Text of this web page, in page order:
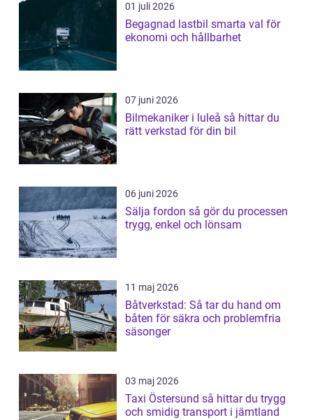
01 juli 2026
Begagnad lastbil smarta val för
ekonomi och hållbarhet
07 juni 2026
Bilmekaniker i luleå så hittar du
rätt verkstad för din bil
06 juni 2026
Sälja fordon så gör du processen
trygg, enkel och lönsam
11 maj 2026
Båtverkstad: Så tar du hand om
båten för säkra och problemfria
säsonger
03 maj 2026
Taxi Östersund så hittar du trygg
och smidig transport i jämtland